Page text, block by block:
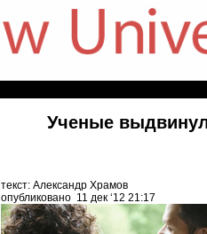
Ученые
текст: Александр Храмов
опубликовано 11 дек ‘12 21:17